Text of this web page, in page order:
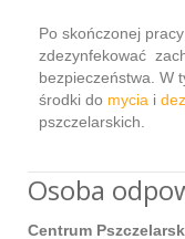
Po skończonej
zdezynfekować
bezpieczeństwa. W
środki do mycia i
pszczelarskich.
Osoba
Centrum